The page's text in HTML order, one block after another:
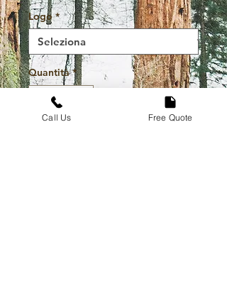
Logo *
Quantità *
Call Us Free Quote